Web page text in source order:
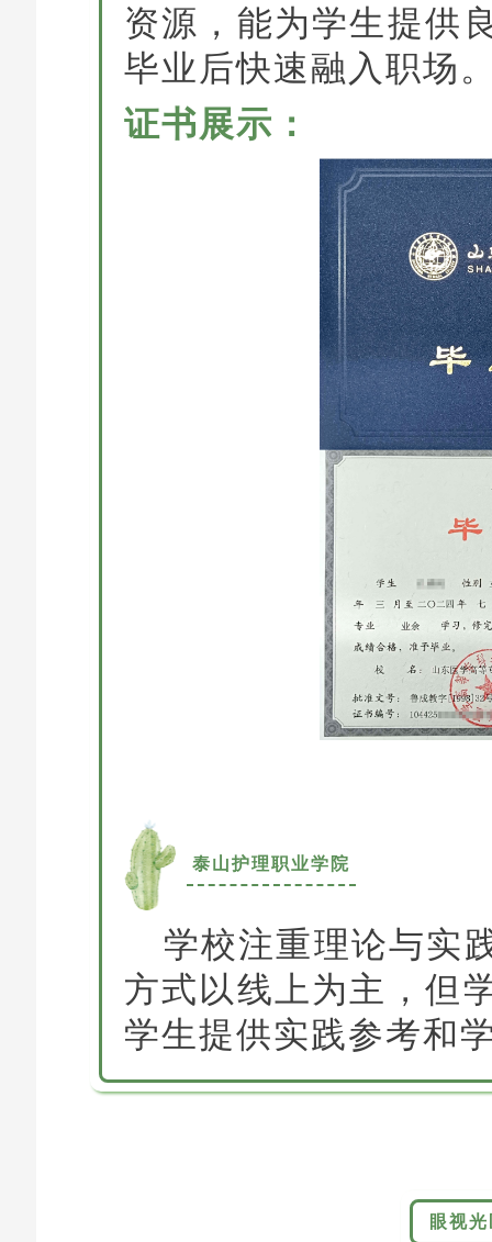
资源，能为学生提供
毕业后快速融入职场
证书展示：
泰山护理职业学院
学校注重理论与实
方式以线上为主，但
学生提供实践参考和
眼视